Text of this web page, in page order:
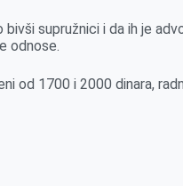
supružnici i da ih je
odnose.
od 1700 i 2000 dinara,